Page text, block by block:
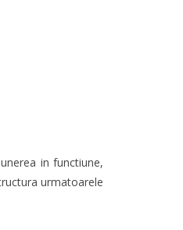
in functiune,
urmatoarele